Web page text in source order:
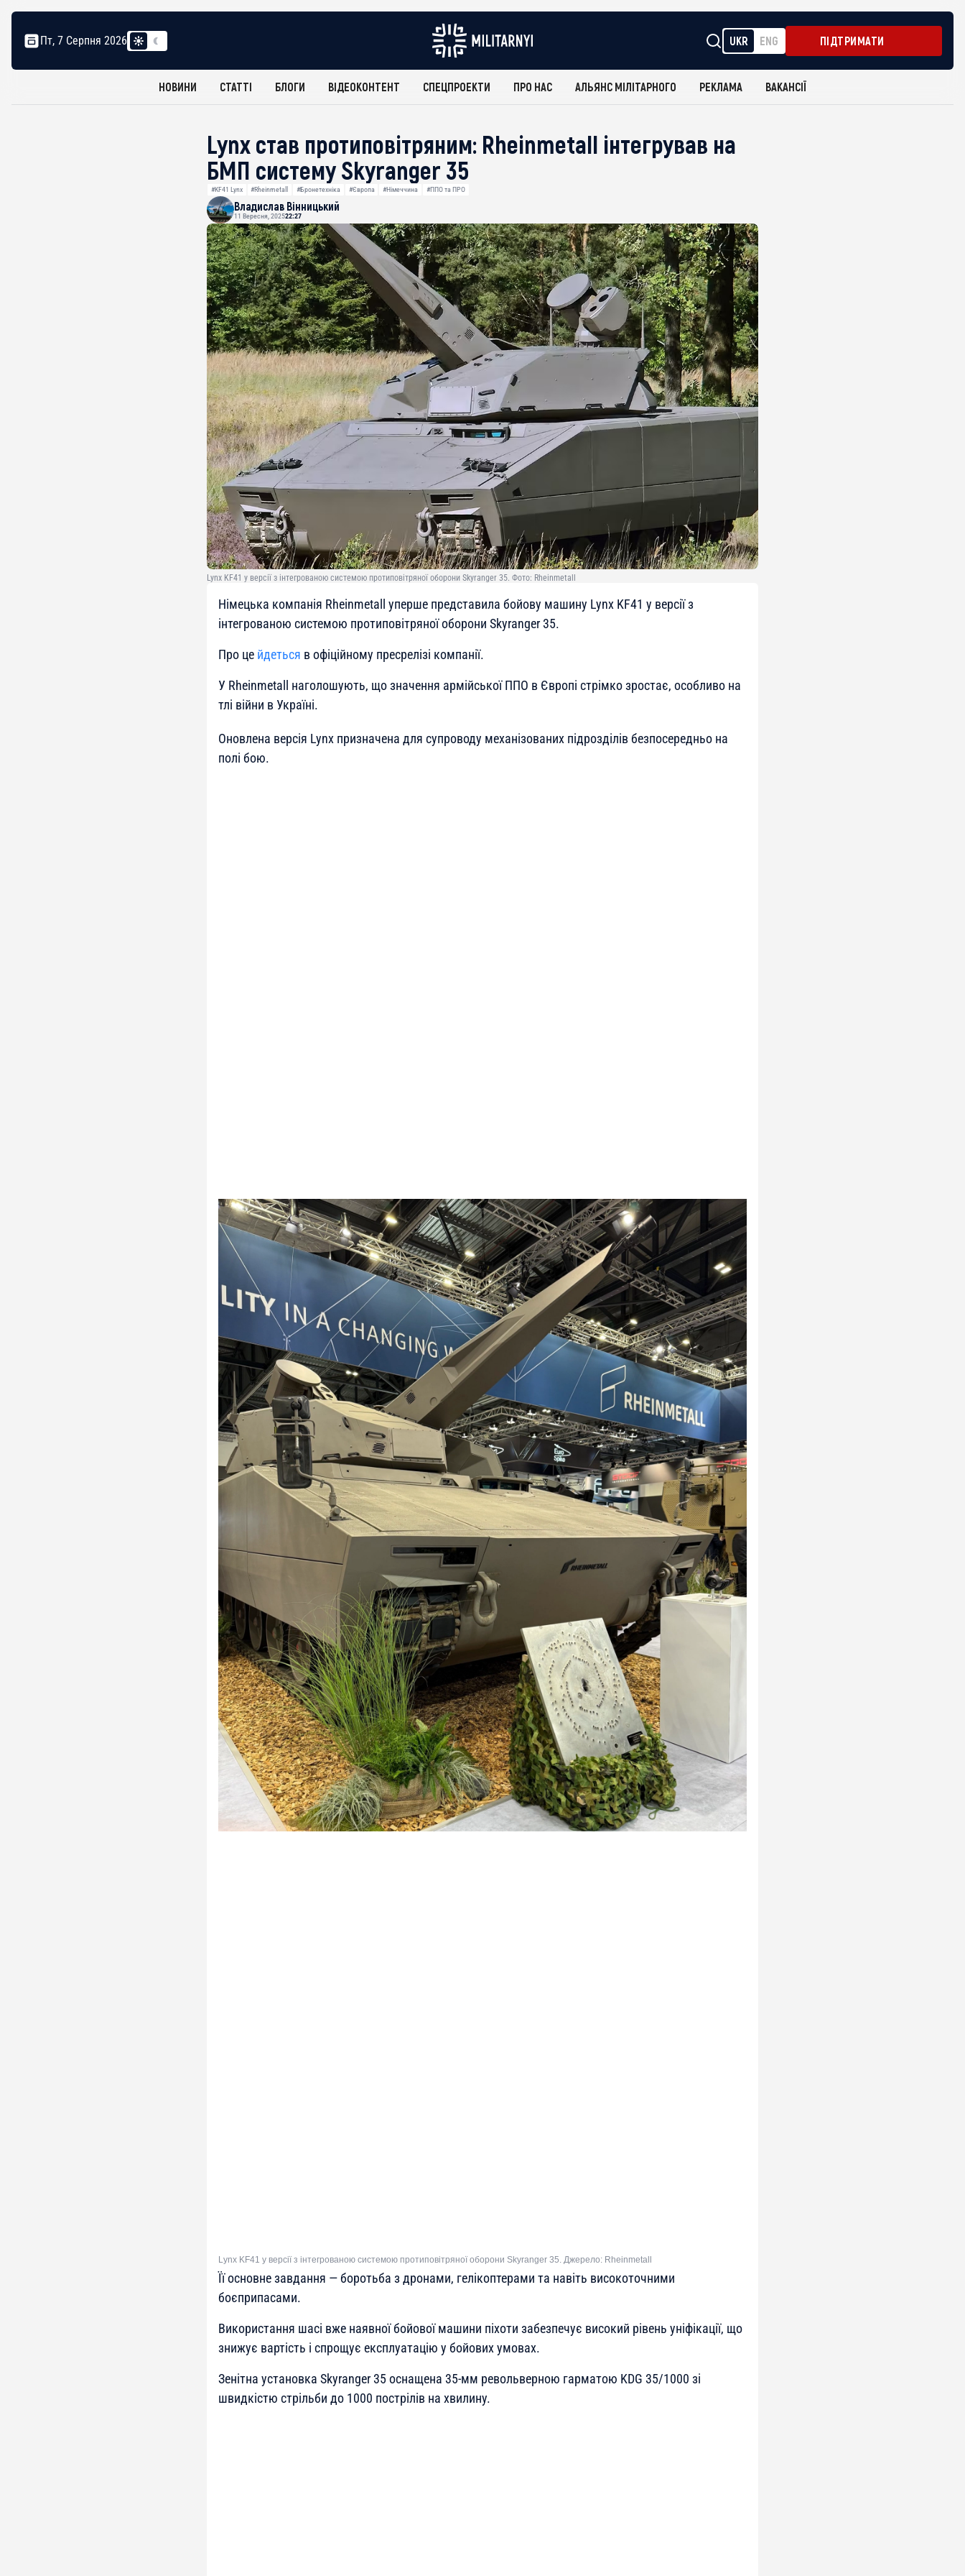
Пт, 7 Серпня 2026 UKR ENG ПІДТРИМАТИ
НОВИНИ СТАТТІ БЛОГИ ВІДЕОКОНТЕНТ СПЕЦПРОЕКТИ ПРО НАС АЛЬЯНС МІЛІТАРНОГО РЕКЛАМА ВАКАНСІЇ
Lynx став протиповітряним: Rheinmetall інтегрував на
БМП систему Skyranger 35
#KF41 Lynx #Rheinmetall #Бронетехніка #Європа #Німеччина #ППО та ПРО
Владислав Вінницький
11 Вересня, 202522:27
Lynx KF41 у версії з інтегрованою системою протиповітряної оборони Skyranger 35. Фото: Rheinmetall
Німецька компанія Rheinmetall уперше представила бойову машину Lynx KF41 у версії з
інтегрованою системою протиповітряної оборони Skyranger 35.
Про це йдеться в офіційному пресрелізі компанії.
У Rheinmetall наголошують, що значення армійської ППО в Європі стрімко зростає, особливо на
тлі війни в Україні.
Оновлена версія Lynx призначена для супроводу механізованих підрозділів безпосередньо на
полі бою.
Lynx KF41 у версії з інтегрованою системою протиповітряної оборони Skyranger 35. Джерело: Rheinmetall
Її основне завдання — боротьба з дронами, гелікоптерами та навіть високоточними
боєприпасами.
Використання шасі вже наявної бойової машини піхоти забезпечує високий рівень уніфікації, що
знижує вартість і спрощує експлуатацію у бойових умовах.
Зенітна установка Skyranger 35 оснащена 35-мм револьверною гарматою KDG 35/1000 зі
швидкістю стрільби до 1000 пострілів на хвилину.